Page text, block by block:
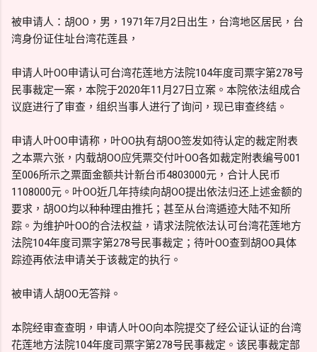
被申请人：胡OO，男，1971年7月2日出生，台湾地区居民，台
湾身份证住址台湾花莲县，
申请人叶OO申请认可台湾花莲地方法院104年度司票字第278号
民事裁定一案，本院于2020年11月27日立案。本院依法组成合
议庭进行了审查，组织当事人进行了询问，现已审查终结。
申请人叶OO申请称，叶OO执有胡OO签发如待认定的裁定附表
之本票六张，内载胡OO应凭票交付叶OO各如裁定附表编号001
至006所示之票面金额共计新台币4803000元，合计人民币
1108000元。叶OO近几年持续向胡OO提出依法归还上述金额的
要求，胡OO均以种种理由推托；甚至从台湾遁迹大陆不知所
踪。为维护叶OO的合法权益，请求法院依法认可台湾花莲地方
法院104年度司票字第278号民事裁定；待叶OO查到胡OO具体
踪迹再依法申请关于该裁定的执行。
被申请人胡OO无答辩。
本院经审查查明，申请人叶OO向本院提交了经公证认证的台湾
花莲地方法院104年度司票字第278号民事裁定。该民事裁定部